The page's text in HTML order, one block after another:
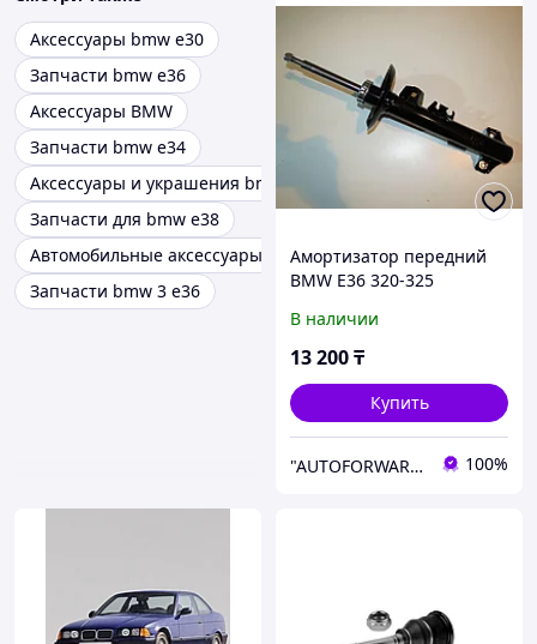
Аксессуары bmw e30
Запчасти bmw e36
Аксессуары BMW
Запчасти bmw e34
Аксессуары и украшения bmw
Запчасти для bmw e38
Автомобильные аксессуары bmw
Запчасти bmw 3 e36
Амортизатор передний
BMW E36 320-325
серьга L
В наличии
13 200₸
Купить
"AUTOFORWARD.KZ" Автозапчасти 100%